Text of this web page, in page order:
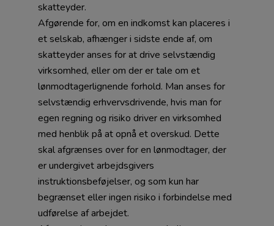
skatteyder.
Afgørende for, om en indkomst kan placeres i
et selskab, afhænger i sidste ende af, om
skatteyder anses for at drive selvstændig
virksomhed, eller om der er tale om et
lønmodtagerlignende forhold. Man anses for
selvstændig erhvervsdrivende, hvis man for
egen regning og risiko driver en virksomhed
med henblik på at opnå et overskud. Dette
skal afgrænses over for en lønmodtager, der
er undergivet arbejdsgivers
instruktionsbeføjelser, og som kun har
begrænset eller ingen risiko i forbindelse med
udførelse af arbejdet.